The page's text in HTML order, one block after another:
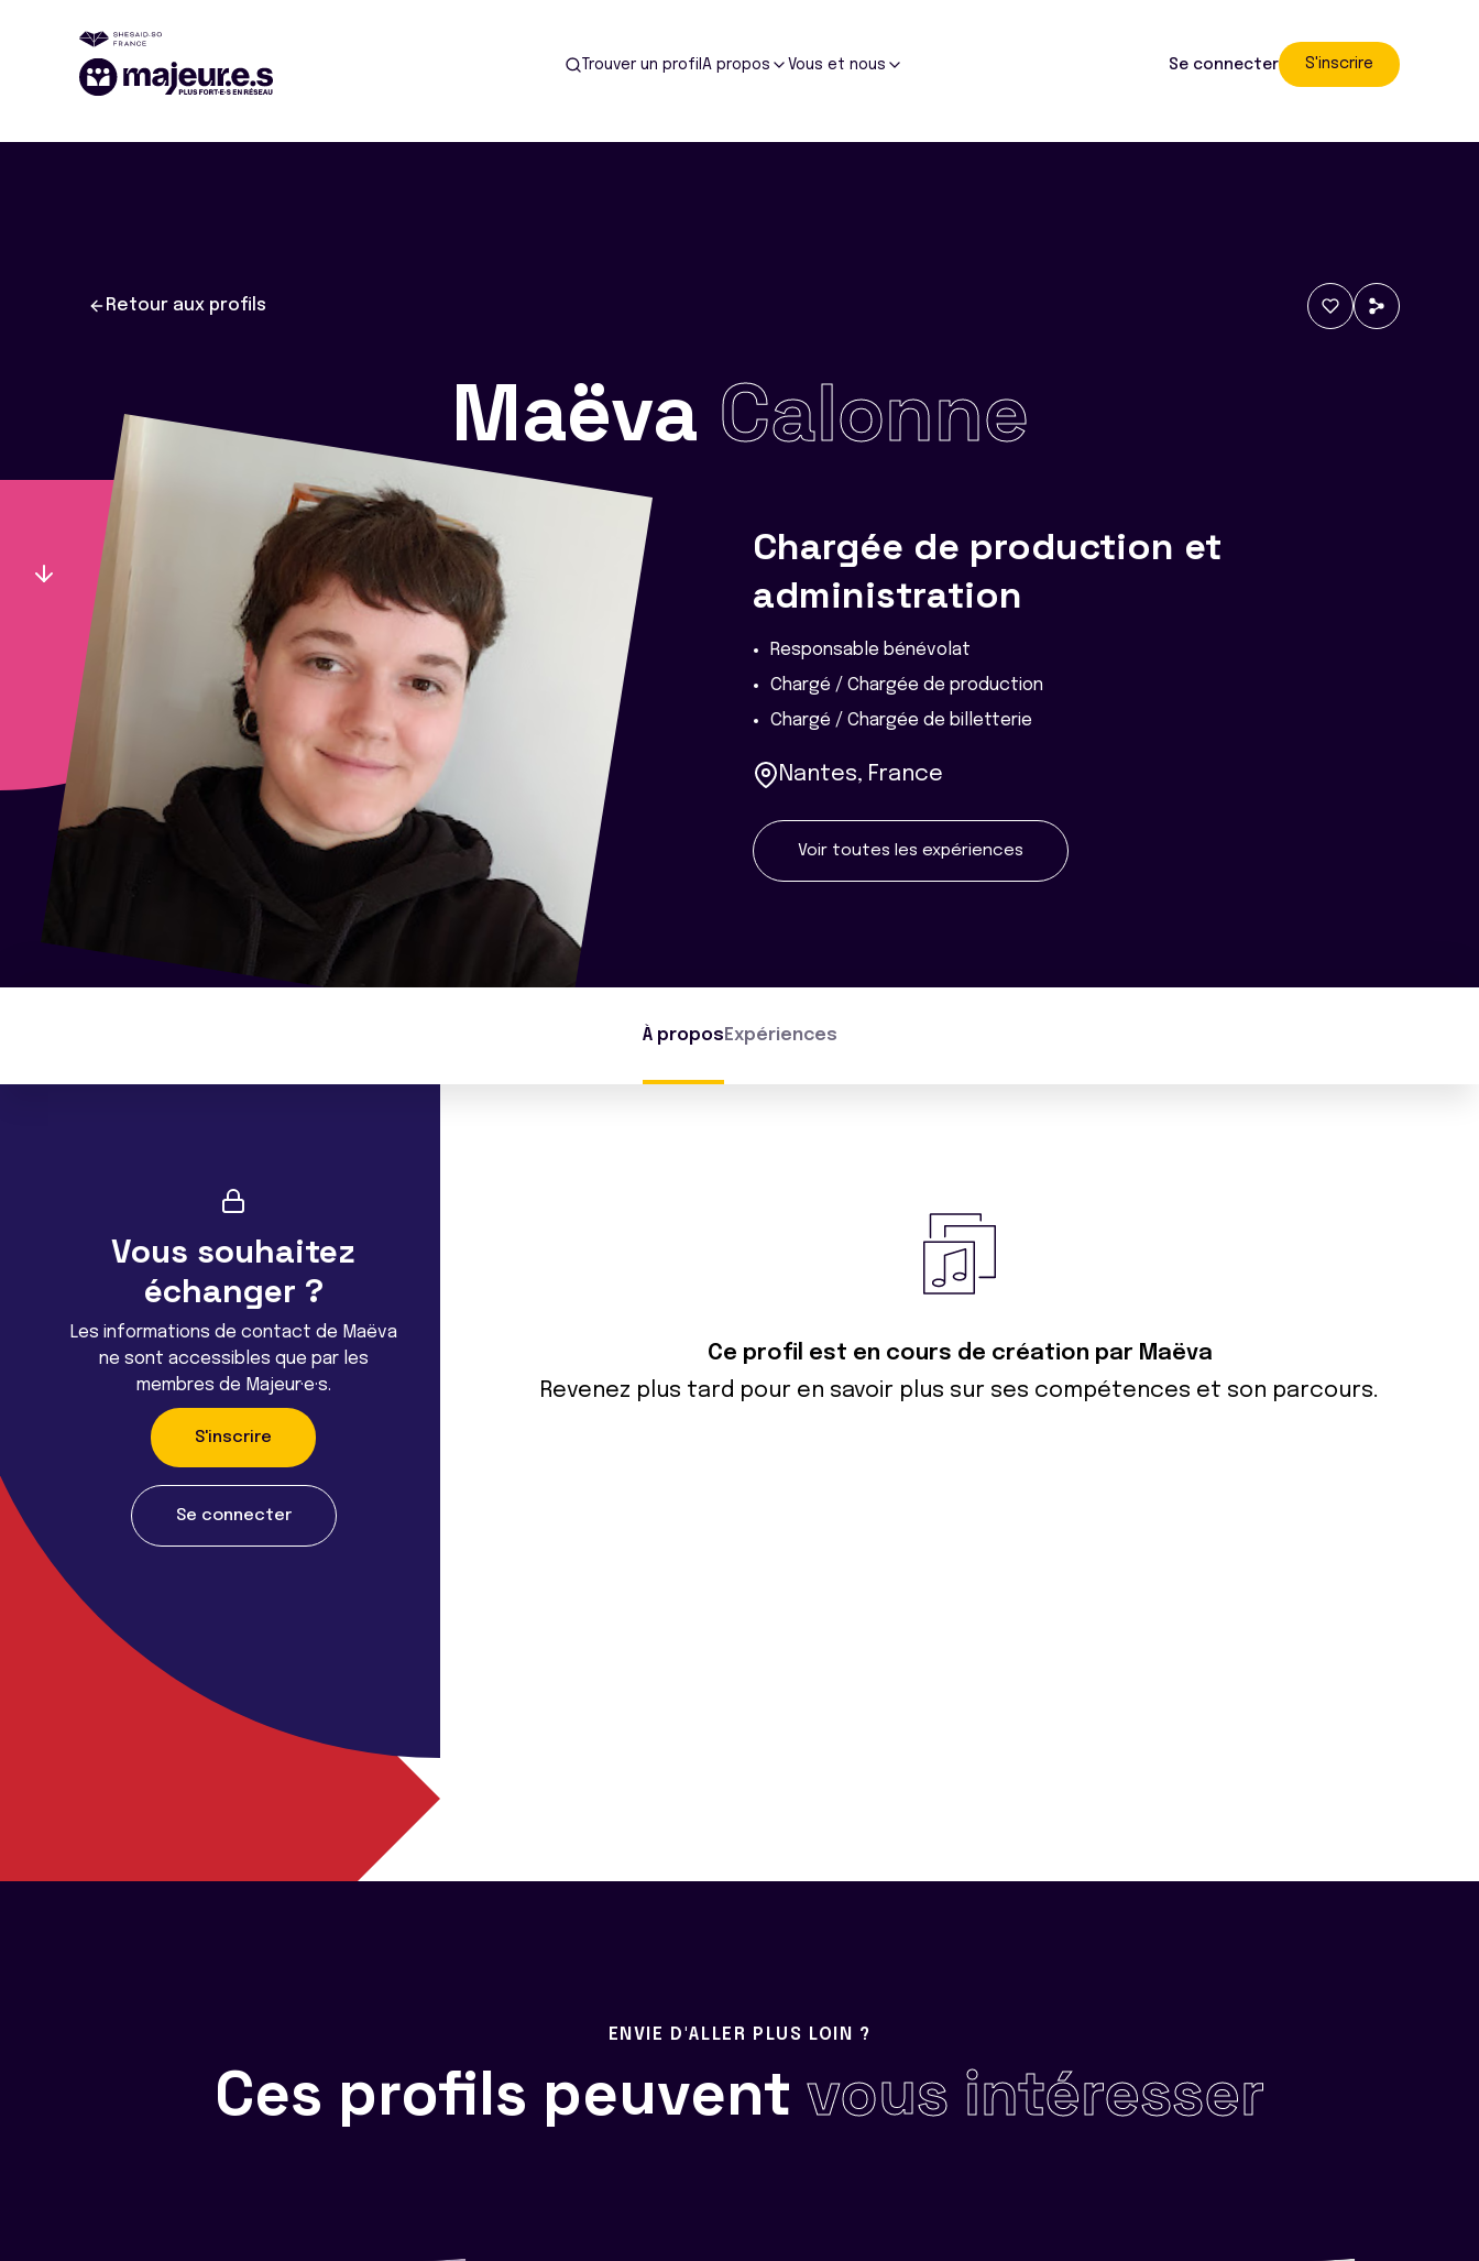
Trouver un profil A propos Vous et nous Se connecter S'inscrire
Retour aux profils
Maëva Calonne
Chargée de production et
administration
Responsable bénévolat
Chargé / Chargée de production
Chargé / Chargée de billetterie
Nantes, France
Voir toutes les expériences
À propos Expériences
Vous souhaitez
échanger ?
Les informations de contact de Maëva
ne sont accessibles que par les
membres de Majeur·e·s.
S'inscrire
Se connecter
Ce profil est en cours de création par Maëva
Revenez plus tard pour en savoir plus sur ses compétences et son parcours.
ENVIE D'ALLER PLUS LOIN ?
Ces profils peuvent vous intéresser